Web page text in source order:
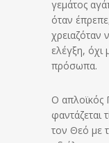
γεμάτος
όταν
χρειαζόταν
ελέγξη, όχι
πρόσωπα.
Ο απλοϊκός
φαντάζεται
τον Θεό με